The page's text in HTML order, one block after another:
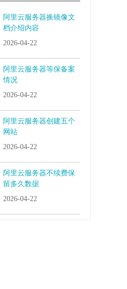
阿里云服务器换镜像文
档介绍内容
2026-04-22
阿里云服务器等保备案
情况
2026-04-22
阿里云服务器创建五个
网站
2026-04-22
阿里云服务器不续费保
留多久数据
2026-04-22